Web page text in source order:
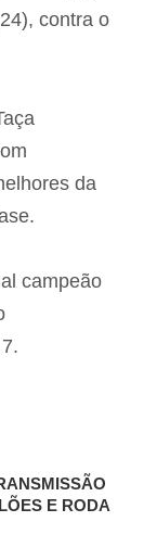
contra o
da
campeão
E RODA